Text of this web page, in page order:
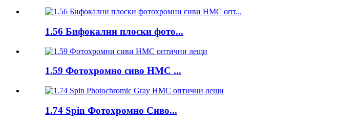
1.56 Бифокални плоски фото...
1.59 Фотохромно сиво HMC ...
1.74 Spin Фотохромно Сиво...